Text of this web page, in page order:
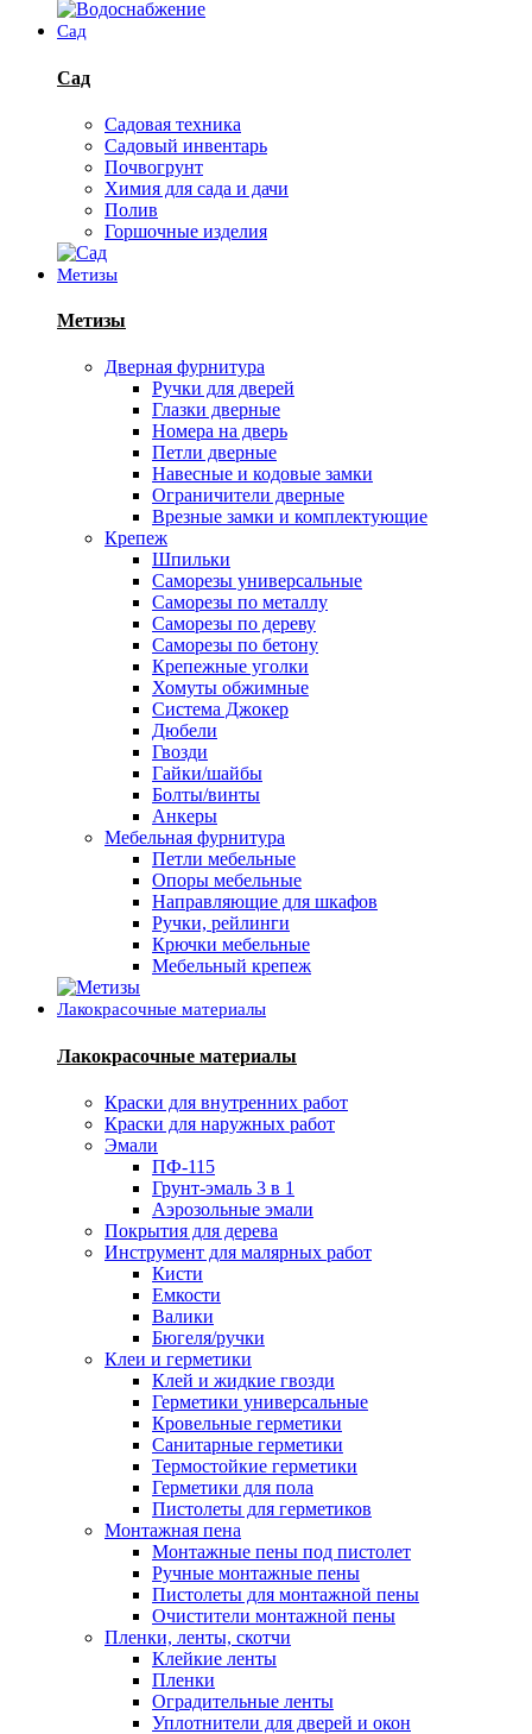
Сад
Сад
Садовая техника
Садовый инвентарь
Почвогрунт
Химия для сада и дачи
Полив
Горшочные изделия
Метизы
Метизы
Дверная фурнитура
Ручки для дверей
Глазки дверные
Номера на дверь
Петли дверные
Навесные и кодовые замки
Ограничители дверные
Врезные замки и комплектующие
Крепеж
Шпильки
Саморезы универсальные
Саморезы по металлу
Саморезы по дереву
Саморезы по бетону
Крепежные уголки
Хомуты обжимные
Система Джокер
Дюбели
Гвозди
Гайки/шайбы
Болты/винты
Анкеры
Мебельная фурнитура
Петли мебельные
Опоры мебельные
Направляющие для шкафов
Ручки, рейлинги
Крючки мебельные
Мебельный крепеж
Лакокрасочные материалы
Лакокрасочные материалы
Краски для внутренних работ
Краски для наружных работ
Эмали
ПФ-115
Грунт-эмаль 3 в 1
Аэрозольные эмали
Покрытия для дерева
Инструмент для малярных работ
Кисти
Емкости
Валики
Бюгеля/ручки
Клеи и герметики
Клей и жидкие гвозди
Герметики универсальные
Кровельные герметики
Санитарные герметики
Термостойкие герметики
Герметики для пола
Пистолеты для герметиков
Монтажная пена
Монтажные пены под пистолет
Ручные монтажные пены
Пистолеты для монтажной пены
Очистители монтажной пены
Пленки, ленты, скотчи
Клейкие ленты
Пленки
Оградительные ленты
Уплотнители для дверей и окон